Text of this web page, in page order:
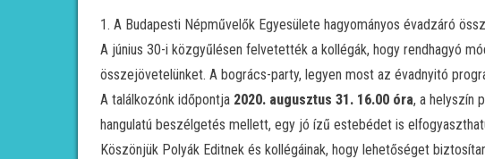
1. A Budapesti Népművelők Egyesülete hagyományos évadzáró
A június 30-i közgyűlésen felvetették a kollégák, hogy rendhagyó
összejövetelünket. A bogrács-party, legyen most az évadnyitó
A találkozónk időpontja 2020. augusztus 31. 16.00 óra, a helyszín
hangulatú beszélgetés mellett, egy jó ízű estebédet is
Köszönjük Polyák Editnek és kollégáinak, hogy lehetőséget